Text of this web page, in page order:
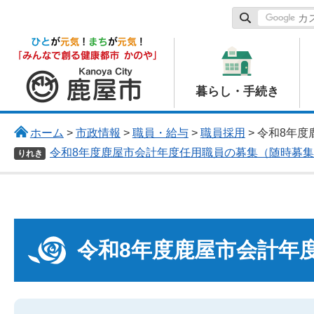
鹿屋市
暮らし・手続き
ホーム > 市政情報 > 職員・給与> 職員採用 > 令和8年度
りれき 令和8年度鹿屋市会計年度任用職員の募集（随時募
令和8年度鹿屋市会計年